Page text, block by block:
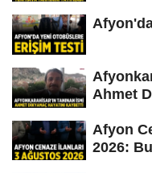
Ahmet
Afyon
2026: